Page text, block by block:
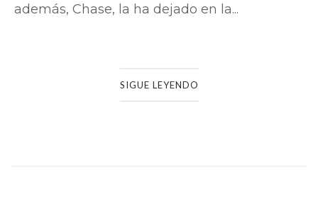
además, Chase, la ha dejado en la...
SIGUE LEYENDO